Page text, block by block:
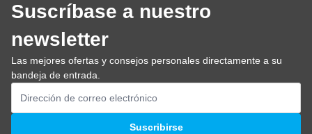
Suscríbase a nuestro
newsletter
Las mejores ofertas y consejos personales directamente a su
bandeja de entrada.
Dirección de email
Suscribirse